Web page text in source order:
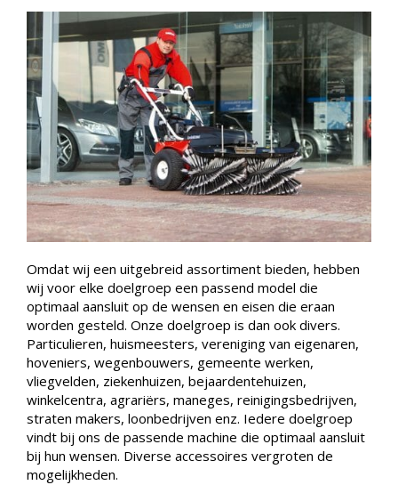
Omdat wij een uitgebreid assortiment bieden, hebben
wij voor elke doelgroep een passend model die
optimaal aansluit op de wensen en eisen die eraan
worden gesteld. Onze doelgroep is dan ook divers.
Particulieren, huismeesters, vereniging van eigenaren,
hoveniers, wegenbouwers, gemeente werken,
vliegvelden, ziekenhuizen, bejaardentehuizen,
winkelcentra, agrariërs, maneges, reinigingsbedrijven,
straten makers, loonbedrijven enz. Iedere doelgroep
vindt bij ons de passende machine die optimaal aansluit
bij hun wensen. Diverse accessoires vergroten de
mogelijkheden.